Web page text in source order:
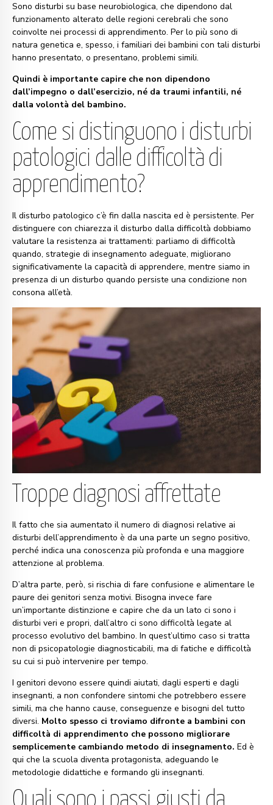
Sono disturbi su base neurobiologica, che dipendono dal
funzionamento alterato delle regioni cerebrali che sono
coinvolte nei processi di apprendimento. Per lo più sono di
natura genetica e, spesso, i familiari dei bambini con tali disturbi
hanno presentato, o presentano, problemi simili.
Quindi è importante capire che non dipendono
dall’impegno o dall’esercizio, né da traumi infantili, né
dalla volontà del bambino.
Come si distinguono i disturbi
patologici dalle difficoltà di
apprendimento?
Il disturbo patologico c’è fin dalla nascita ed è persistente. Per
distinguere con chiarezza il disturbo dalla difficoltà dobbiamo
valutare la resistenza ai trattamenti: parliamo di difficoltà
quando, strategie di insegnamento adeguate, migliorano
significativamente la capacità di apprendere, mentre siamo in
presenza di un disturbo quando persiste una condizione non
consona all’età.
Troppe diagnosi affrettate
Il fatto che sia aumentato il numero di diagnosi relative ai
disturbi dell’apprendimento è da una parte un segno positivo,
perché indica una conoscenza più profonda e una maggiore
attenzione al problema.
D’altra parte, però, si rischia di fare confusione e alimentare le
paure dei genitori senza motivi. Bisogna invece fare
un’importante distinzione e capire che da un lato ci sono i
disturbi veri e propri, dall’altro ci sono difficoltà legate al
processo evolutivo del bambino. In quest’ultimo caso si tratta
non di psicopatologie diagnosticabili, ma di fatiche e difficoltà
su cui si può intervenire per tempo.
I genitori devono essere quindi aiutati, dagli esperti e dagli
insegnanti, a non confondere sintomi che potrebbero essere
simili, ma che hanno cause, conseguenze e bisogni del tutto
diversi. Molto spesso ci troviamo difronte a bambini con
difficoltà di apprendimento che possono migliorare
semplicemente cambiando metodo di insegnamento. Ed è
qui che la scuola diventa protagonista, adeguando le
metodologie didattiche e formando gli insegnanti.